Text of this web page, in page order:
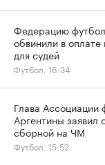
Федерацию
обвинили в
для судей
Футбол, 16:34
Глава Ассоциации
Аргентины заявил
сборной на ЧМ
Футбол, 15:52